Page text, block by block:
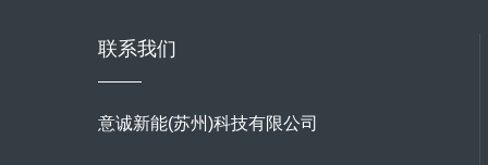
联系我们
意诚新能(苏州)科技有限公司